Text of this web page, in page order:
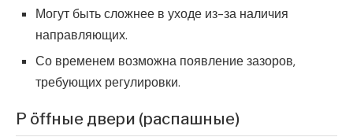
Могут быть сложнее в уходе из-за наличия
направляющих.
Со временем возможна появление зазоров,
требующих регулировки.
Р öffные двери (распашные)